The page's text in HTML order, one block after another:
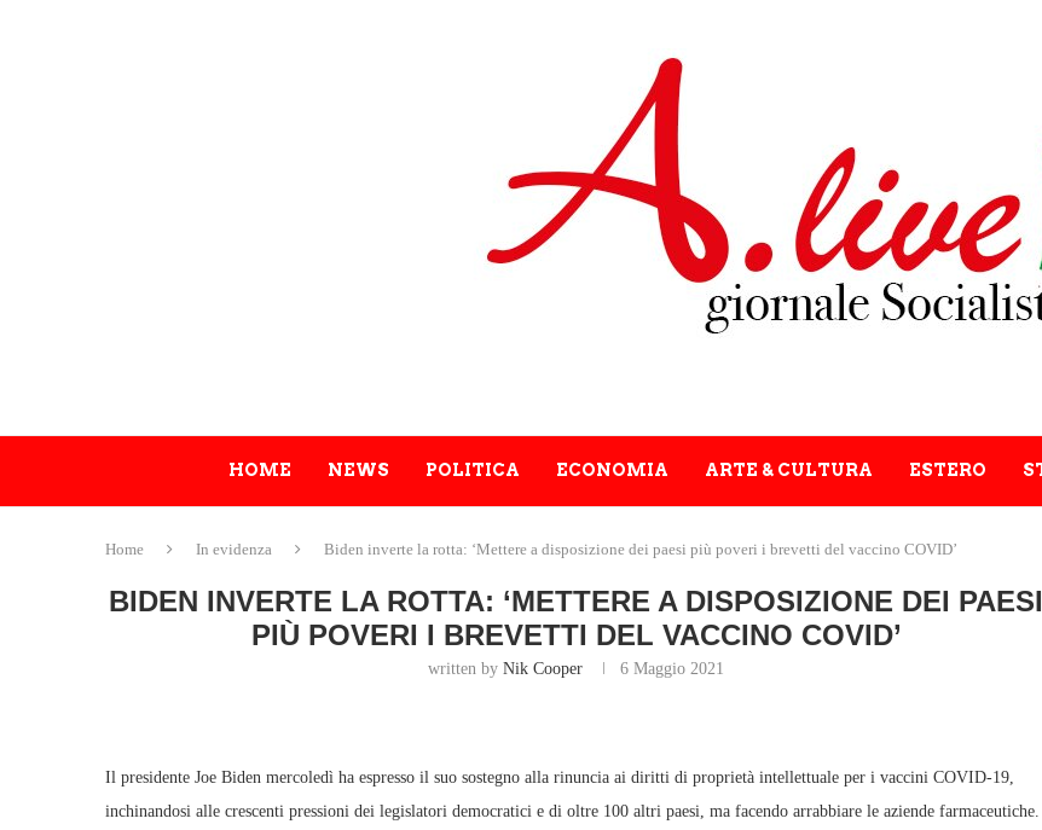
HOME NEWS POLITICA ECONOMIA ARTE & CULTURA ESTERO
Home In evidenza Biden inverte la rotta: ‘Mettere a disposizione dei paesi più poveri i brevetti del vaccino COVID’
BIDEN INVERTE LA ROTTA: ‘METTERE A DISPOSIZIONE DEI PAESI
PIÙ POVERI I BREVETTI DEL VACCINO COVID’
written byNik Cooper 6 Maggio 2021
Il presidente Joe Biden mercoledì ha espresso il suo sostegno alla rinuncia ai diritti di proprietà intellettuale per i vaccini COVID-19,
inchinandosi alle crescenti pressioni dei legislatori democratici e di oltre 100 altri paesi, ma facendo arrabbiare le aziende farmaceutiche.